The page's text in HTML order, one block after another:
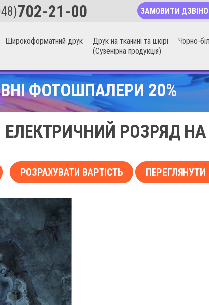
702-21-00 ЗАМОВИТИ
Широкоформатний друк
Друк на тканині та шкірі
(Сувенірна продукція)
Чорно-
ФОТОШПАЛЕРИ 20%
РОЗРЯД НА
РОЗРАХУВАТИ ВАРТІСТЬ ПЕРЕГЛЯНУТИ